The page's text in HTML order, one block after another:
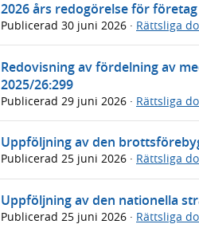
2026 års redogörelse för
Publicerad 30 juni 2026 · Rättsliga
Redovisning av fördelning av
2025/26:299
Publicerad 29 juni 2026 · Rättsliga
Uppföljning av den
Publicerad 25 juni 2026 · Rättsliga
Uppföljning av den nationella
Publicerad 25 juni 2026 · Rättsliga